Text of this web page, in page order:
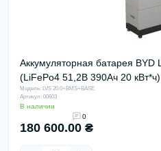
Аккумуляторная батарея BYD
(LiFePo4 51,2В 390Aч 20 кВт*ч)
Модель: LVS 20.0+BMS+BASE
Артикул: 00603
В наличии
0
180 600.00 ₴